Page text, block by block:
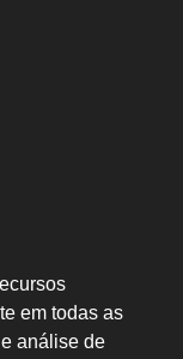
em todas as
análise de